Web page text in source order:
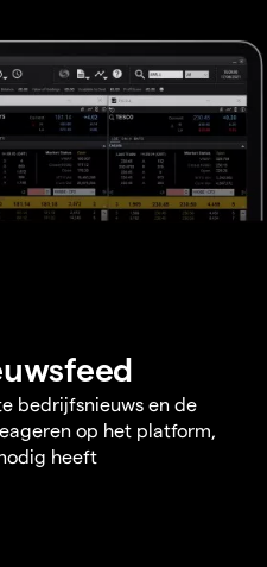
bedrijfsnieuws en de
op het platform,
heeft